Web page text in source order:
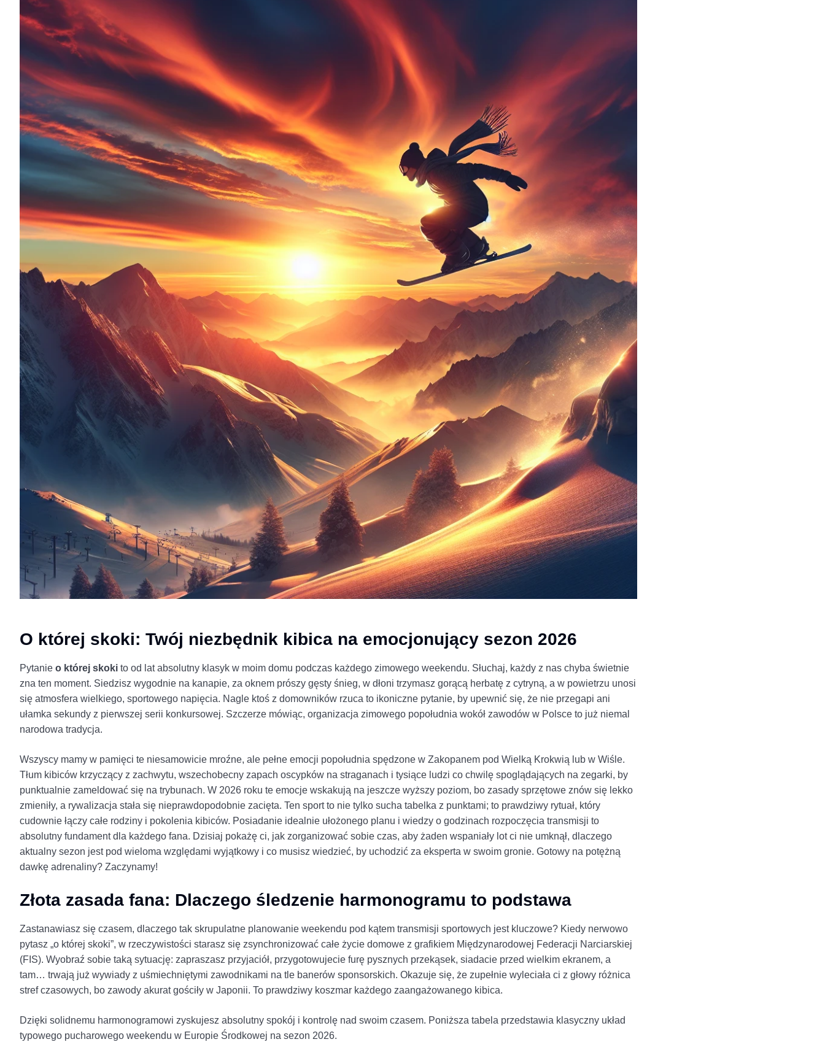
O której skoki: Twój niezbędnik kibica na emocjonujący sezon 2026
Pytanie o której skoki to od lat absolutny klasyk w moim domu podczas każdego zimowego weekendu. Słuchaj, każdy z nas chyba świetnie
zna ten moment. Siedzisz wygodnie na kanapie, za oknem prószy gęsty śnieg, w dłoni trzymasz gorącą herbatę z cytryną, a w powietrzu unosi
się atmosfera wielkiego, sportowego napięcia. Nagle ktoś z domowników rzuca to ikoniczne pytanie, by upewnić się, że nie przegapi ani
ułamka sekundy z pierwszej serii konkursowej. Szczerze mówiąc, organizacja zimowego popołudnia wokół zawodów w Polsce to już niemal
narodowa tradycja.
Wszyscy mamy w pamięci te niesamowicie mroźne, ale pełne emocji popołudnia spędzone w Zakopanem pod Wielką Krokwią lub w Wiśle.
Tłum kibiców krzyczący z zachwytu, wszechobecny zapach oscypków na straganach i tysiące ludzi co chwilę spoglądających na zegarki, by
punktualnie zameldować się na trybunach. W 2026 roku te emocje wskakują na jeszcze wyższy poziom, bo zasady sprzętowe znów się lekko
zmieniły, a rywalizacja stała się nieprawdopodobnie zacięta. Ten sport to nie tylko sucha tabelka z punktami; to prawdziwy rytuał, który
cudownie łączy całe rodziny i pokolenia kibiców. Posiadanie idealnie ułożonego planu i wiedzy o godzinach rozpoczęcia transmisji to
absolutny fundament dla każdego fana. Dzisiaj pokażę ci, jak zorganizować sobie czas, aby żaden wspaniały lot ci nie umknął, dlaczego
aktualny sezon jest pod wieloma względami wyjątkowy i co musisz wiedzieć, by uchodzić za eksperta w swoim gronie. Gotowy na potężną
dawkę adrenaliny? Zaczynamy!
Złota zasada fana: Dlaczego śledzenie harmonogramu to podstawa
Zastanawiasz się czasem, dlaczego tak skrupulatne planowanie weekendu pod kątem transmisji sportowych jest kluczowe? Kiedy nerwowo
pytasz „o której skoki”, w rzeczywistości starasz się zsynchronizować całe życie domowe z grafikiem Międzynarodowej Federacji Narciarskiej
(FIS). Wyobraź sobie taką sytuację: zapraszasz przyjaciół, przygotowujecie furę pysznych przekąsek, siadacie przed wielkim ekranem, a
tam… trwają już wywiady z uśmiechniętymi zawodnikami na tle banerów sponsorskich. Okazuje się, że zupełnie wyleciała ci z głowy różnica
stref czasowych, bo zawody akurat gościły w Japonii. To prawdziwy koszmar każdego zaangażowanego kibica.
Dzięki solidnemu harmonogramowi zyskujesz absolutny spokój i kontrolę nad swoim czasem. Poniższa tabela przedstawia klasyczny układ
typowego pucharowego weekendu w Europie Środkowej na sezon 2026.